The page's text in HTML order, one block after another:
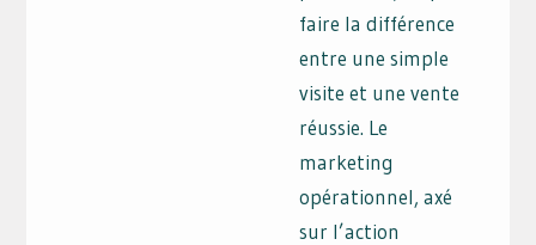
faire la différence
entre une simple
visite et une vente
réussie. Le
marketing
opérationnel, axé
sur l’action